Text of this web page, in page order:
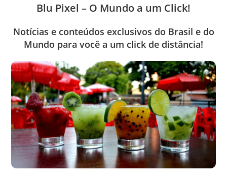
Blu Pixel – O Mundo a um Click!
Notícias e conteúdos exclusivos do Brasil e do
Mundo para você a um click de distância!